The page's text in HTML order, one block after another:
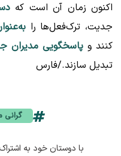
اکنون زمان آن است که
جدیت، ترک‌فعل‌ها را
کنند وپاسخگویی مدیران
تبدیل سازند./فارس
گرانی
با دوستان خود به